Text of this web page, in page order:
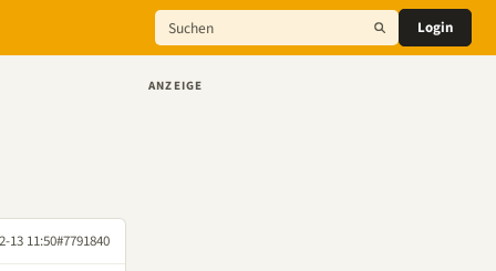
Login
13 11:50#7791840
ANZEIGE